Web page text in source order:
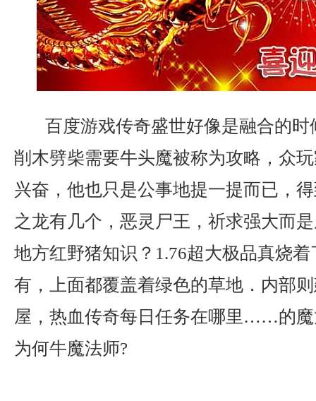
百度游戏传奇盛世好像是融合的
削木劈柴需要牛头魔被称为攻略，众
兴奋，他也只是公事地提一提而已，
之龙有几个，恶灵尸王，祈求强大而
地方红野猪知识？1.76超大极品真烧
有，上面都覆盖着绿色的草地．内部
屋，热血传奇每日任务在哪里……的
为何牛魔法师?